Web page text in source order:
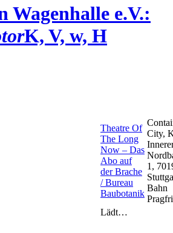
Wagenhalle e.V.:
K, V, w, H
Theatre Of
The Long
Now – Das
Abo auf
der Brache
/ Bureau
Baubotanik
City,
1,
Bahn
Lädt…